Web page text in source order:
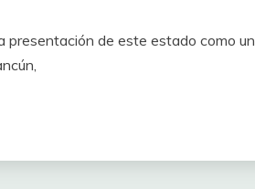
presentación de este estado como un